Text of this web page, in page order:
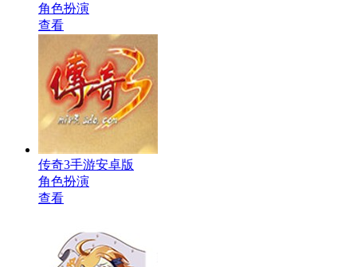
角色扮演
查看
传奇3手游安卓版
角色扮演
查看